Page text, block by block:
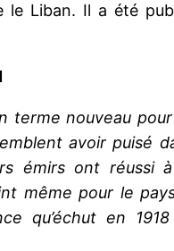
le Liban. Il a été
terme nouveau
avoir puisé
émirs ont réussi
même pour le
qu’échut en